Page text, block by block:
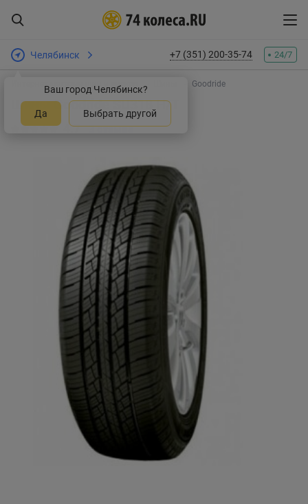
Челябинск
Ваш город Челябинск?
Да Выбрать другой
+7 (351) 200-35-74 24/7
Интернет-магазин шин и дисков Goodride
Шины Goodride SU318 H/T
4.7 3 отзыва